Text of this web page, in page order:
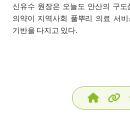
신유수 원장은 오늘도 안산의 구
의약이 지역사회 풀뿌리 의료 서
기반을 다지고 있다.